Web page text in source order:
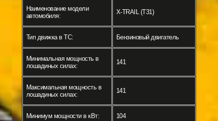
Наименование модели
автомобиля:
X-TRAIL (T31)
Тип движка в ТС: Бензиновый двигатель
Минимальная мощность в
лошадиных силах:
141
Максимальная мощность в
лошадиных силах:
141
Минимум мощности в кВт: 104